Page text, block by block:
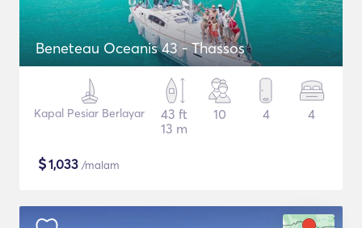
Beneteau Oceanis 43 - Thassos
Kapal Pesiar Berlayar
43 ft
13 m
10 4 4
$1,033 /malam